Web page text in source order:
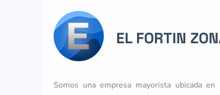
EL FORTIN
Somos una empresa mayorista ubicada